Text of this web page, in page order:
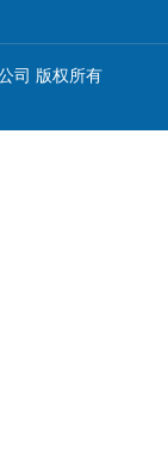
司 版权所有